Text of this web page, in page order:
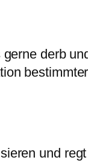
derb
und